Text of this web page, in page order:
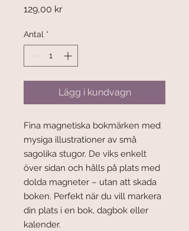
129,00 krPris
Antal *
Lägg i kundvagn
Fina magnetiska bokmärken med
mysiga illustrationer av små
sagolika stugor. De viks enkelt
över sidan och hålls på plats med
dolda magneter – utan att skada
boken. Perfekt när du vill markera
din plats i en bok, dagbok eller
kalender.